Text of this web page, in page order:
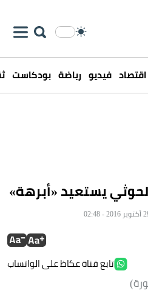
اقتصاد فيديو رياضة بودكاست
يستعيد «أبرهة»
تابع قناة عكاظ على الواتساب